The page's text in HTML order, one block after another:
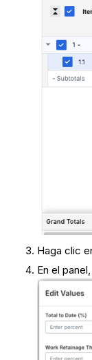
Haga clic
En el